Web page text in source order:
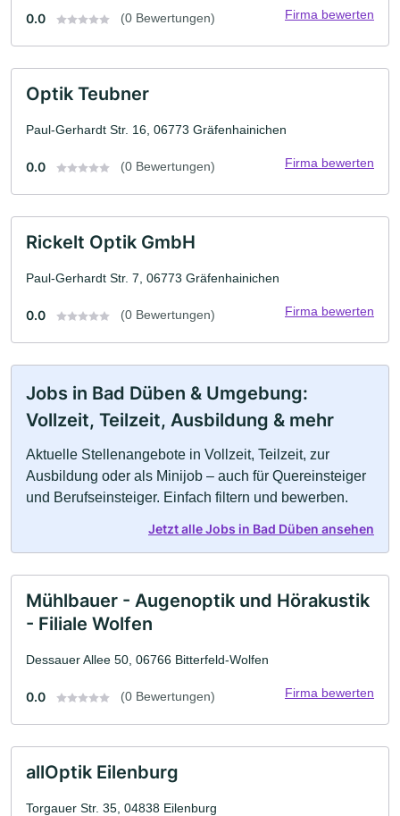
0.0 (0 Bewertungen) Firma bewerten
Optik Teubner
Paul-Gerhardt Str. 16, 06773 Gräfenhainichen
0.0 (0 Bewertungen) Firma bewerten
Rickelt Optik GmbH
Paul-Gerhardt Str. 7, 06773 Gräfenhainichen
0.0 (0 Bewertungen) Firma bewerten
Jobs in Bad Düben & Umgebung:
Vollzeit, Teilzeit, Ausbildung & mehr
Aktuelle Stellenangebote in Vollzeit, Teilzeit, zur
Ausbildung oder als Minijob – auch für Quereinsteiger
und Berufseinsteiger. Einfach filtern und bewerben.
Jetzt alle Jobs in Bad Düben ansehen
Mühlbauer - Augenoptik und Hörakustik
- Filiale Wolfen
Dessauer Allee 50, 06766 Bitterfeld-Wolfen
0.0 (0 Bewertungen) Firma bewerten
allOptik Eilenburg
Torgauer Str. 35, 04838 Eilenburg